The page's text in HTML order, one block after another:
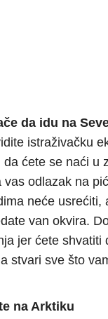
da idu na
istraživačku
ćete se naći u
vas odlazak na
neće usrećiti,
van okvira.
jer ćete shvatiti
stvari sve što
na Arktiku